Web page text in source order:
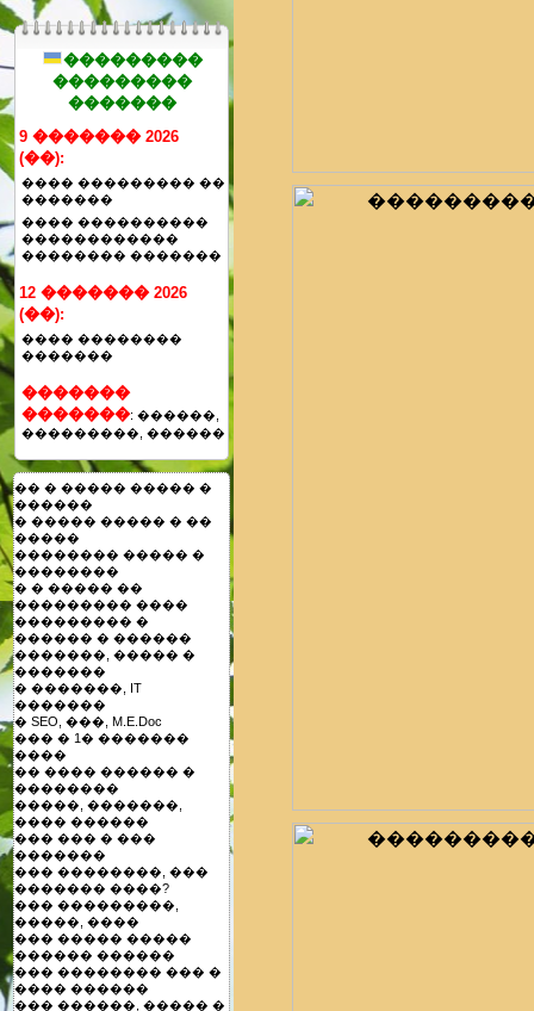
���������
���������
�������
9 ������� 2026
(��):
���� ��������� ��
�������
���� ����������
������������
�������� �������
12 ������� 2026
(��):
���� ��������
�������
�������
�������: ������,
���������, ������
�� � ����� ����� �
������
� ����� ����� � ��
�����
�������� ����� �
��������
� � ����� ��
��������� ����
��������� �
������ � ������
�������, ����� �
�������
� �������, IT
�������
� SEO, ���, M.E.Doc
��� � 1� �������
����
�� ���� ������ �
��������
�����, �������,
���� ������
��� ��� � ���
�������
��� ��������, ���
������� ����?
��� ���������,
�����, ����
��� ����� �����
������ ������
��� �������� ��� �
���� ������
��� ������, ����� �